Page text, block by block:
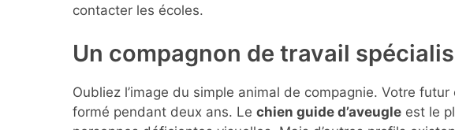
contacter les écoles.
Un compagnon de travail
Oubliez l’image du simple animal de compagnie. Votre
formé pendant deux ans. Le chien guide d’aveugle est le